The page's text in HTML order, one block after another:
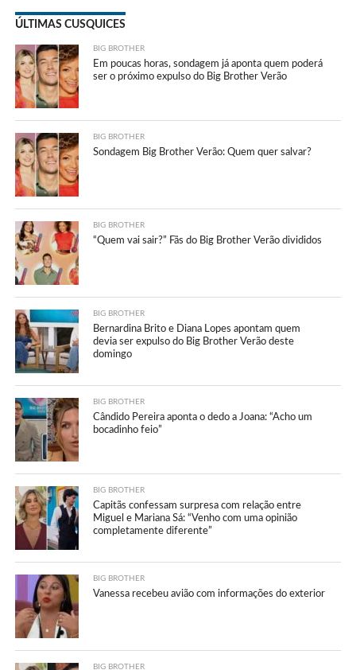
ÚLTIMAS CUSQUICES
BIG BROTHER
Em poucas horas, sondagem já aponta quem poderá
ser o próximo expulso do Big Brother Verão
BIG BROTHER
Sondagem Big Brother Verão: Quem quer salvar?
BIG BROTHER
“Quem vai sair?” Fãs do Big Brother Verão divididos
BIG BROTHER
Bernardina Brito e Diana Lopes apontam quem
devia ser expulso do Big Brother Verão deste
domingo
BIG BROTHER
Cândido Pereira aponta o dedo a Joana: “Acho um
bocadinho feio”
BIG BROTHER
Capitãs confessam surpresa com relação entre
Miguel e Mariana Sá: “Venho com uma opinião
completamente diferente”
BIG BROTHER
Vanessa recebeu avião com informações do exterior
BIG BROTHER